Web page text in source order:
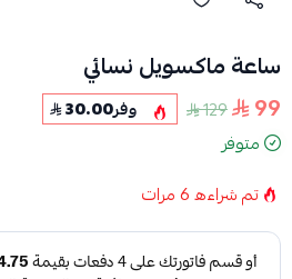
ساعة ماكسويل نسائي
99
129 وفر30.00
متوفر
تم شراءه6مرات